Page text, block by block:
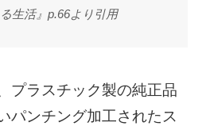
生活』p.66より引用
プラスチック製の純正品
パンチング加工されたス